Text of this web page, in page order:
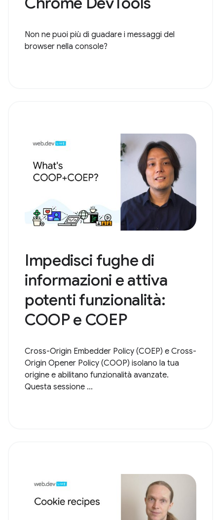
Non ne puoi più di guadare i messaggi del
browser nella console?
Impedisci fughe di
informazioni e attiva
potenti funzionalità:
COOP e COEP
Cross-Origin Embedder Policy (COEP) e Cross-
Origin Opener Policy (COOP) isolano la tua
origine e abilitano funzionalità avanzate.
Questa sessione ...